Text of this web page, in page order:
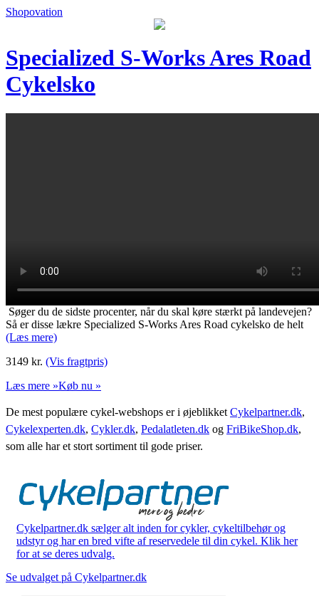
Shopovation
Specialized S-Works Ares Road
Cykelsko
Søger du de sidste procenter, når du skal køre stærkt på landevejen?
Så er disse lækre Specialized S-Works Ares Road cykelsko de helt
(Læs mere)
3149 kr. (Vis fragtpris)
Læs mere »Køb nu »
De mest populære cykel-webshops er i øjeblikket Cykelpartner.dk,
Cykelexperten.dk, Cykler.dk, Pedalatleten.dk og FriBikeShop.dk,
som alle har et stort sortiment til gode priser.
Cykelpartner.dk sælger alt inden for cykler, cykeltilbehør og
udstyr og har en bred vifte af reservedele til din cykel. Klik her
for at se deres udvalg.
Se udvalget på Cykelpartner.dk